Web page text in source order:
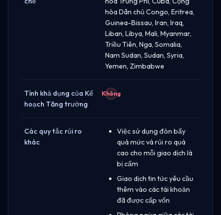
hòa Dân chủ Congo, Eritrea,
Guinea-Bissau, Iran, Iraq,
Liban, Libya, Mali, Myanmar,
Triều Tiên, Nga, Somalia,
Nam Sudan, Sudan, Syria,
Yemen, Zimbabwe
Tính khả dụng của Kế
hoạch Tăng trưởng
Không
Các quy tắc rủi ro
khác
Việc sử dụng đòn bẩy
quá mức và rủi ro quá
cao cho mỗi giao dịch là
bị cấm
Giao dịch tin tức yêu cầu
thêm vào các tài khoản
đã được cấp vốn